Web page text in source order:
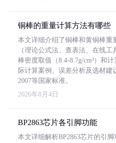
铜棒的重量计算方法有哪些
本文详细介绍了铜棒和黄铜棒重
（理论公式法、查表法、在线
棒密度取值（8.4-8.7g/cm³）和
际计算案例、误差分析及选材建
2007等国家标准。
2026年8月4日
BP2863芯片各引脚功能
本文详细解析BP2863芯片的引